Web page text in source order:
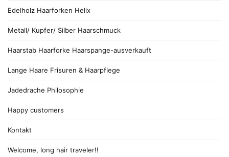
Edelholz Haarforken Helix
Metall/ Kupfer/ Silber Haarschmuck
Haarstab Haarforke Haarspange-ausverkauft
Lange Haare Frisuren & Haarpflege
Jadedrache Philosophie
Happy customers
Kontakt
Welcome, long hair traveler!!